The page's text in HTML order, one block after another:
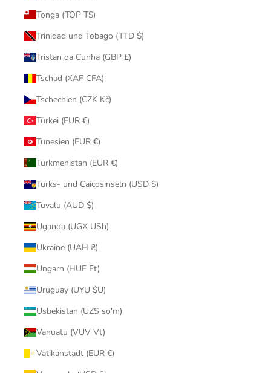
Tonga (TOP T$)
Trinidad und Tobago (TTD $)
Tristan da Cunha (GBP £)
Tschad (XAF CFA)
Tschechien (CZK Kč)
Türkei (EUR €)
Tunesien (EUR €)
Turkmenistan (EUR €)
Turks- und Caicosinseln (USD $)
Tuvalu (AUD $)
Uganda (UGX USh)
Ukraine (UAH ₴)
Ungarn (HUF Ft)
Uruguay (UYU $U)
Usbekistan (UZS so'm)
Vanuatu (VUV Vt)
Vatikanstadt (EUR €)